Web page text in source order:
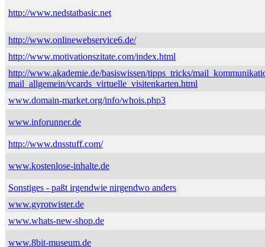
http://www.nedstatbasic.net
http://www.onlinewebservice6.de/
http://www.motivationszitate.com/index.html
http://www.akademie.de/basiswissen/tipps_tricks/
mail_allgemein/vcards_virtuelle_visitenkarten.html
www.domain-market.org/info/whois.php3
www.inforunner.de
http://www.dnsstuff.com/
www.kostenlose-inhalte.de
Sonstiges - paßt irgendwie nirgendwo anders
www.gyrotwister.de
www.whats-new-shop.de
www.8bit-museum.de